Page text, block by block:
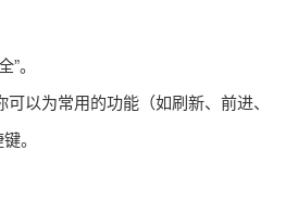
。
可以为常用的功能（如刷新、前进、
。